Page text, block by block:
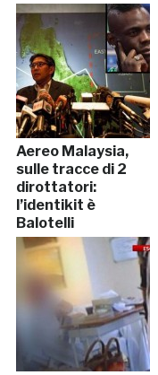
Aereo Malaysia,
sulle tracce di 2
dirottatori:
l’identikit è
Balotelli